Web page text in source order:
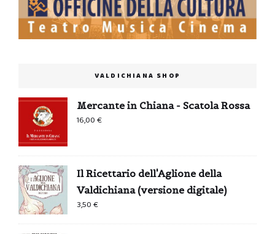
VALDICHIANA SHOP
Mercante in Chiana - Scatola Rossa
16,00€
Il Ricettario dell'Aglione della
Valdichiana (versione digitale)
3,50€